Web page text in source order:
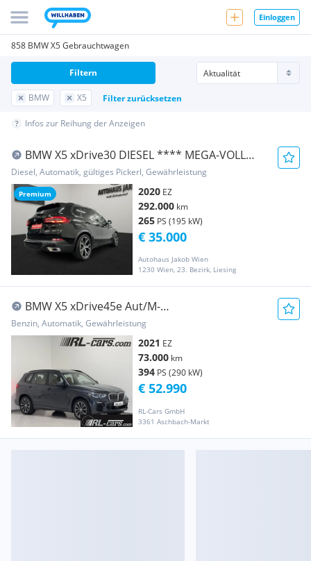
Einloggen
858 BMW X5 Gebrauchtwagen
BMW X5 Filter zurücksetzen
Filtern
Infos zur Reihung der Anzeigen
Premium
BMW X5 xDrive30 DIESEL **** MEGA-VOLL
**** KAMERA-L...
Diesel, Automatik, gültiges Pickerl, Gewährleistung
2020 EZ
292.000 km
265 PS (195 kW)
Autohaus Jakob Wien
1230 Wien, 23. Bezirk, Liesing
€ 35.000
BMW X5 xDrive45e Aut/M-
Sport/Panorama/HEAD-UP/Laser...
Benzin, Automatik, Gewährleistung
2021 EZ
73.000 km
394 PS (290 kW)
RL-Cars GmbH
3361 Aschbach-Markt
€ 52.990